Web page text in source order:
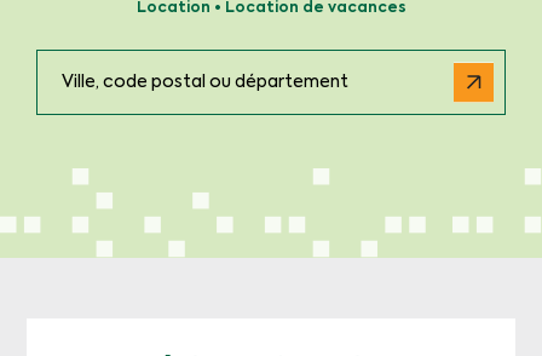
Location • Location de vacances